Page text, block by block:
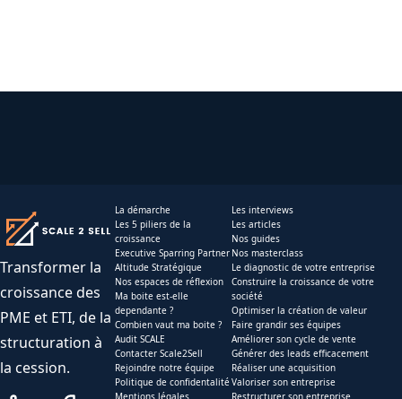
Transformer la
croissance des
PME et ETI, de la
structuration à
la cession.
La démarche
Les 5 piliers de la
croissance
Executive Sparring Partner
Altitude Stratégique
Nos espaces de réflexion
Ma boite est-elle
dependante ?
Combien vaut ma boite ?
Audit SCALE
Contacter Scale2Sell
Rejoindre notre équipe
Politique de confidentalité
Les interviews
Les articles
Nos guides
Nos masterclass
Le diagnostic de votre entreprise
Construire la croissance de votre
société
Optimiser la création de valeur
Faire grandir ses équipes
Améliorer son cycle de vente
Générer des leads efficacement
Réaliser une acquisition
Valoriser son entreprise